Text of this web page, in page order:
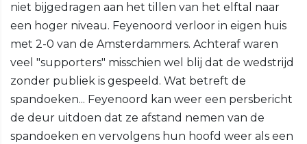
niet bijgedragen aan het tillen van het elftal naar
een hoger niveau. Feyenoord verloor in eigen huis
met 2-0 van de Amsterdammers. Achteraf waren
veel "supporters" misschien wel blij dat de wedstrijd
zonder publiek is gespeeld. Wat betreft de
spandoeken... Feyenoord kan weer een persbericht
de deur uitdoen dat ze afstand nemen van de
spandoeken en vervolgens hun hoofd weer als een